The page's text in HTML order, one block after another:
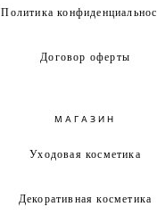
Политика
Договор оферты
МАГАЗИН
Уходовая косметика
Декоративная косметика